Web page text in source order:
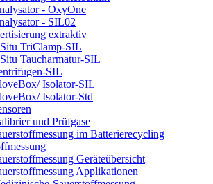
- OxyOne
- SIL02
extraktiv
TriClamp-SIL
Taucharmatur-SIL
SIL
Isolator-SIL
Isolator-Std
und Prüfgase
im Batterierecycling
Geräteübersicht
Applikationen